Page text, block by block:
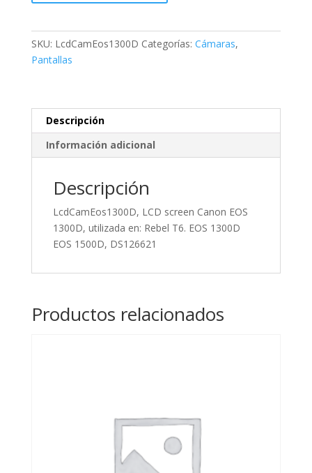
EOS
1300D
SKU: LcdCamEos1300D Categorías: Cámaras,
Pantallas
Descripción
Información adicional
Descripción
LcdCamEos1300D, LCD screen Canon EOS
1300D, utilizada en: Rebel T6. EOS 1300D
EOS 1500D, DS126621
Productos relacionados